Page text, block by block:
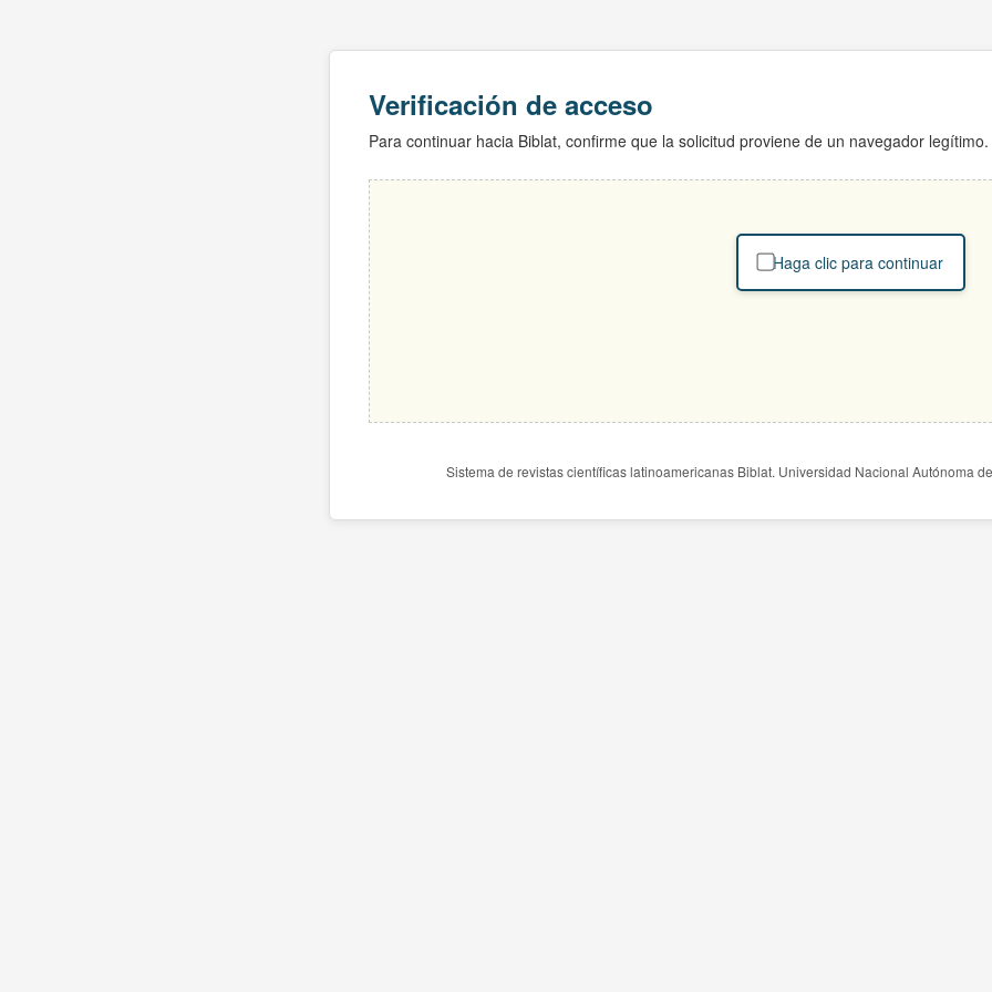
Verificación de acceso
Para continuar hacia Biblat, confirme que la solicitud proviene de un navegador legítimo.
Haga clic para continuar
Sistema de revistas científicas latinoamericanas Biblat. Universidad Nacional Autónoma